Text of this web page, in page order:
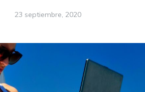
23 septiembre, 2020